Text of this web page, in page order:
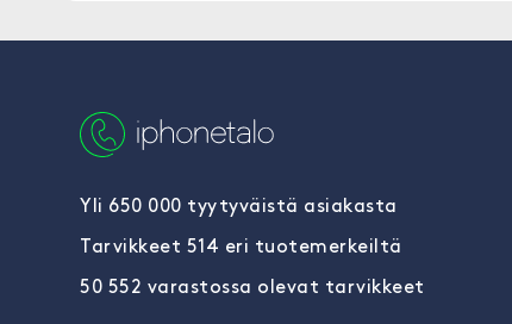
Yli 650 000 tyytyväistä asiakasta
Tarvikkeet 514 eri tuotemerkeiltä
50 552 varastossa olevat tarvikkeet